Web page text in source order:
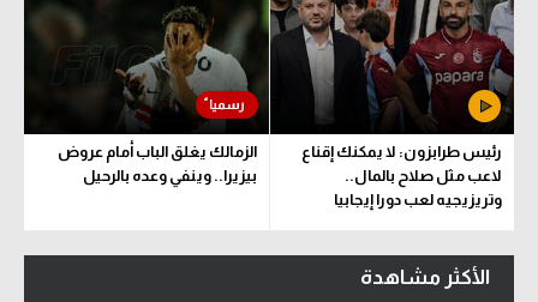
رئيس طرابزون: لا يمكنك إقناع
لاعب مثل صلاح بالمال..
وتريزيجيه لعب دورا إيجابيا
الزمالك يغلق الباب أمام عروض
بيزيرا.. وينفي وعده بالرحيل
الأكثر مشاهدة